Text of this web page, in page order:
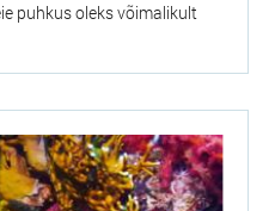
puhkus oleks võimalikult